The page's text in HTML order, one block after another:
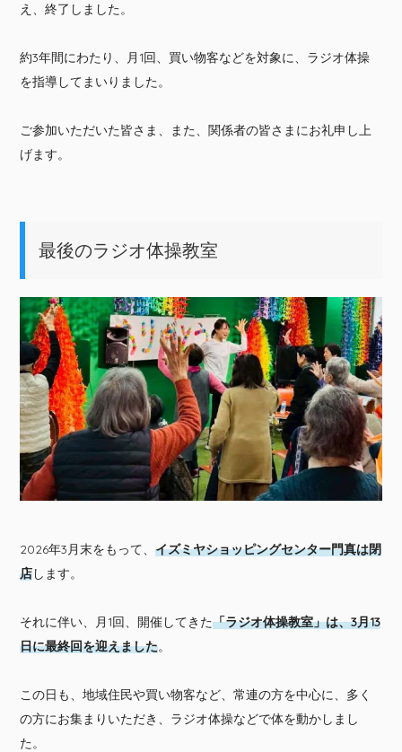
え、終了しました。
約3年間にわたり、月1回、買い物客などを対象に、ラジオ体操
を指導してまいりました。
ご参加いただいた皆さま、また、関係者の皆さまにお礼申し上
げます。
最後のラジオ体操教室
2026年3月末をもって、イズミヤショッピングセンター門真は閉
店します。
それに伴い、月1回、開催してきた「ラジオ体操教室」は、3月13
日に最終回を迎えました。
この日も、地域住民や買い物客など、常連の方を中心に、多く
の方にお集まりいただき、ラジオ体操などで体を動かしまし
た。